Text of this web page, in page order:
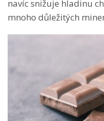
navíc snižuje hladinu
mnoho důležitých